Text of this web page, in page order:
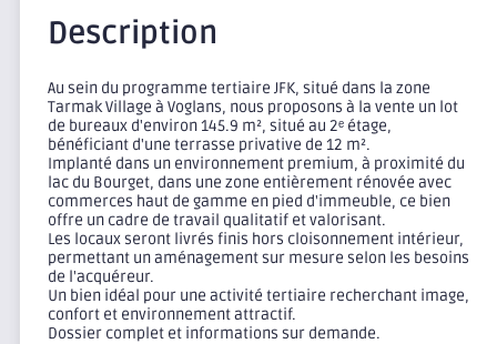
Description
Au sein du programme tertiaire JFK, situé dans la zone
Tarmak Village à Voglans, nous proposons à la vente un lot
de bureaux d'environ 145.9 m², situé au 2ᵉ étage,
bénéficiant d'une terrasse privative de 12 m².
Implanté dans un environnement premium, à proximité du
lac du Bourget, dans une zone entièrement rénovée avec
commerces haut de gamme en pied d'immeuble, ce bien
offre un cadre de travail qualitatif et valorisant.
Les locaux seront livrés finis hors cloisonnement intérieur,
permettant un aménagement sur mesure selon les besoins
de l'acquéreur.
Un bien idéal pour une activité tertiaire recherchant image,
confort et environnement attractif.
Dossier complet et informations sur demande.